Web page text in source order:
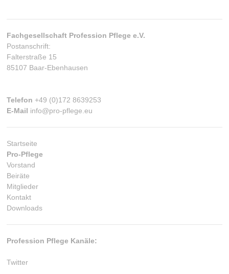
Fachgesellschaft Profession Pflege e.V.
Postanschrift:
Falterstraße 15
85107 Baar-Ebenhausen
Telefon+49 (0)172 8639253
E-Mail info@pro-pflege.eu
Startseite
Pro-Pflege
Vorstand
Beiräte
Mitglieder
Kontakt
Downloads
Profession Pflege Kanäle:
Twitter